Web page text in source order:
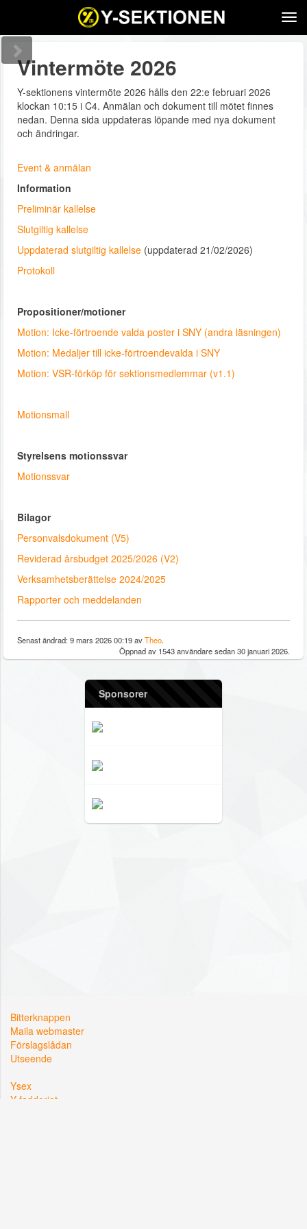
Vintermöte 2026
Y-sektionens vintermöte 2026 hålls den 22:e februari 2026
klockan 10:15 i C4. Anmälan och dokument till mötet finnes
nedan. Denna sida uppdateras löpande med nya dokument
och ändringar.
Event & anmälan
Information
Preliminär kallelse
Slutgiltig kallelse
Uppdaterad slutgiltig kallelse (uppdaterad 21/02/2026)
Protokoll
Propositioner/motioner
Motion: Icke-förtroende valda poster i SNY (andra läsningen)
Motion: Medaljer till icke-förtroendevalda i SNY
Motion: VSR-förköp för sektionsmedlemmar (v1.1)
Motionsmall
Styrelsens motionssvar
Motionssvar
Bilagor
Personvalsdokument (V5)
Reviderad årsbudget 2025/2026 (V2)
Verksamhetsberättelse 2024/2025
Rapporter och meddelanden
Senast ändrad: 9 mars 2026 00:19 avTheo.
Öppnad av 1543 användare sedan 30 januari 2026.
Sponsorer
Bitterknappen
Maila webmaster
Förslagslådan
Utseende
Ysex
Y-fadderiet